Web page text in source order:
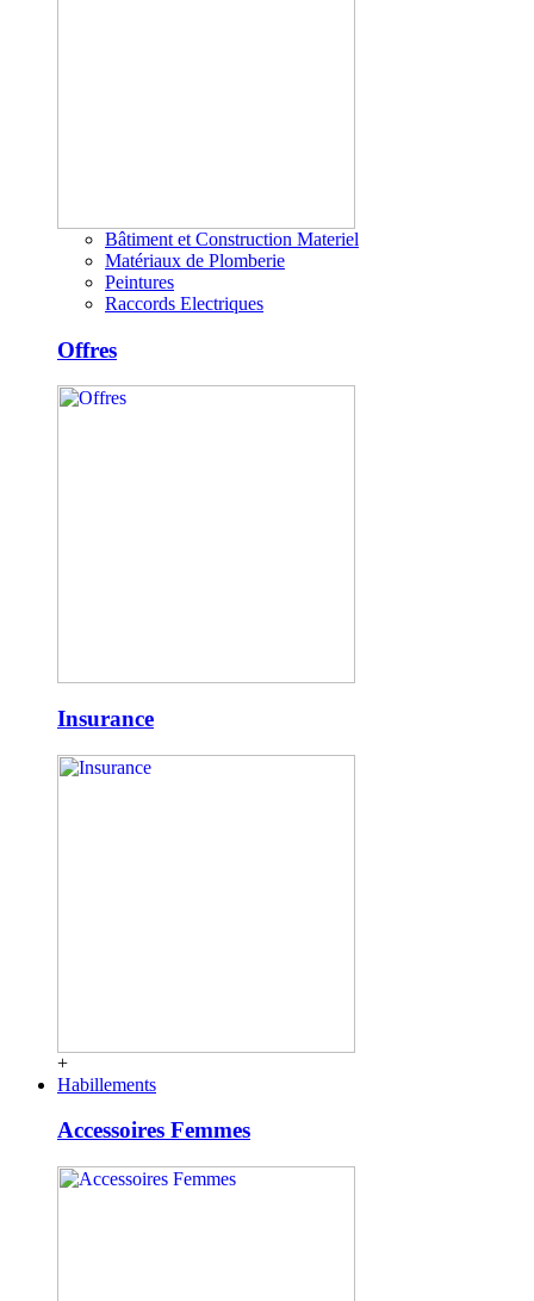
Bâtiment et Construction Materiel
Matériaux de Plomberie
Peintures
Raccords Electriques
Offres
Insurance
+
Habillements
Accessoires Femmes